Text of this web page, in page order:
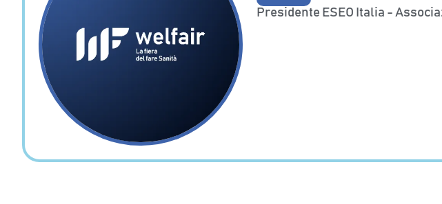
Presidente ESEO Italia -